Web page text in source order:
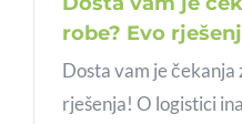
robe? Evo
Dosta vam je čekanja
rješenja! O logistici